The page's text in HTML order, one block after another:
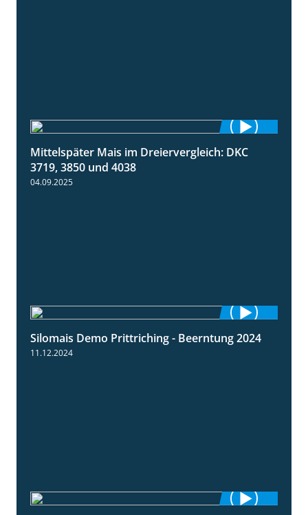
1:41
Mittelspäter Mais im Dreiervergleich: DKC
3719, 3850 und 4038
04.09.2025
12:28
Silomais Demo Prittriching - Beerntung 2024
11.12.2024